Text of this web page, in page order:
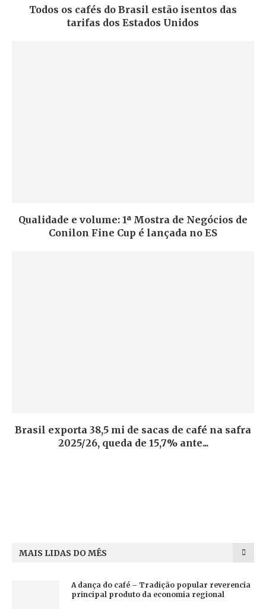
Todos os cafés do Brasil estão isentos das
tarifas dos Estados Unidos
Qualidade e volume: 1ª Mostra de Negócios de
Conilon Fine Cup é lançada no ES
Brasil exporta 38,5 mi de sacas de café na safra
2025/26, queda de 15,7% ante...
MAIS LIDAS DO MÊS
A dança do café – Tradição popular reverencia
principal produto da economia regional